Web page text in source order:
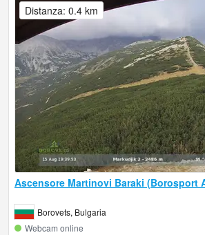
Ascensore Martinovi Baraki (Borosport
Borovets, Bulgaria
Webcam online
Distanza: 0.4 km